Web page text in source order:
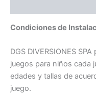
Condiciones de
DGS DIVERSIONES
juegos para niños cada
edades y tallas de
juego.